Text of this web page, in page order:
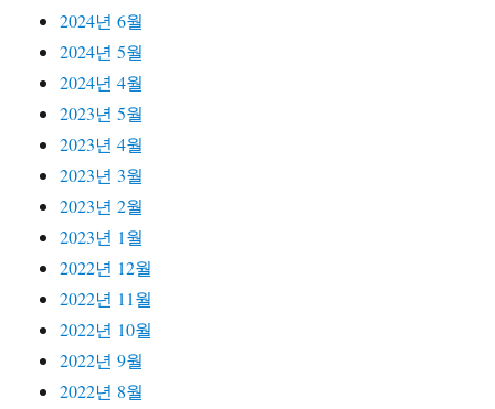
2024년 6월
2024년 5월
2024년 4월
2023년 5월
2023년 4월
2023년 3월
2023년 2월
2023년 1월
2022년 12월
2022년 11월
2022년 10월
2022년 9월
2022년 8월